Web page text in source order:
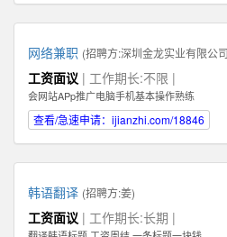
材； 6、负责公司产品包括网页和手机应用
户使用体验； 7、根据项目具体要求解决各类
1、一年以上相关专业工作经验。 2、熟练使
Illustrator，Flash等；掌握HTML，XHTML，
软件。 3、具有丰富的视觉创作经验和独到的
策划、设计能力,有丰富的网页设计经验.
网络兼职 (招聘方:深圳金龙实业有限公司
工资面议 | 工作期长:不限 |
会网站APp推广电脑手机基本操作熟练
查看/急速申请：ijianzhi.com/18846
韩语翻译 (招聘方:姜)
工资面议 | 工作期长:长期 |